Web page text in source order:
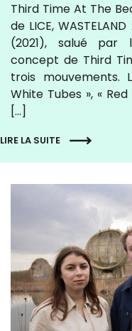
Third Time At The
de LICE,
(2021), salué par
concept de Third
trois mouvements.
White Tubes », «
[…]
LIRE LA SUITE